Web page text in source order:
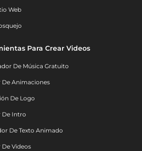
Web
Para Crear Videos
De Música Gratuito
De Animaciones
De Logo
De Intro
De Texto Animado
Videos